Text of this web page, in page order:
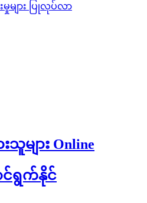
များ ပြုလုပ်လာ
များ Online
င်ရွက်နိုင်